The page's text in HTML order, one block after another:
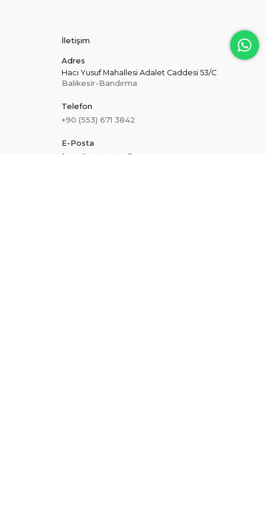
İletişim
Adres
Hacı Yusuf Mahallesi Adalet Caddesi 53/C
Balıkesir-Bandırma
Telefon
+90 (553) 671 3842
E-Posta
[email protected]